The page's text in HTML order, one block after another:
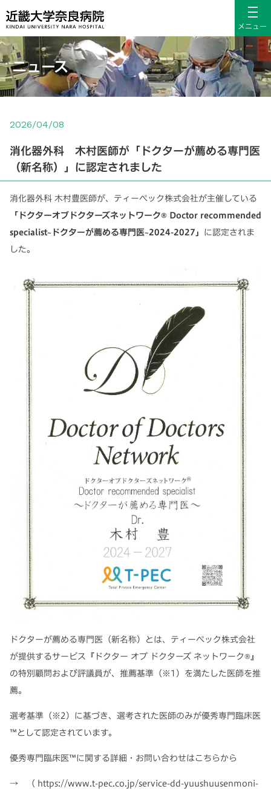
メニュー
ニュース
2026/04/08
消化器外科 木村医師が「ドクターが薦める専門医
（新名称）」に認定されました
消化器外科 木村豊医師が、ティーペック株式会社が主催している
「ドクターオブドクターズネットワーク® Doctor recommended
specialist~ドクターが薦める専門医~2024-2027」 に認定されま
した。
ドクターが薦める専門医（新名称）とは、ティーペック株式会社
が提供するサービス『ドクター オブ ドクターズ ネットワーク®』
の特別顧問および評議員が、推薦基準（※1）を満たした医師を推
薦。
選考基準（※2）に基づき、選考された医師のみが優秀専門臨床医
™として認定されています。
優秀専門臨床医™に関する詳細・お問い合わせはこちらから
→ （ https://www.t-pec.co.jp/service-dd-yuushuusenmoni-